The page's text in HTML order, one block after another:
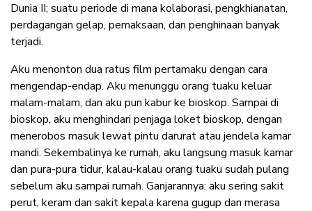
Dunia II; suatu periode di mana kolaborasi, pengkhianatan,
perdagangan gelap, pemaksaan, dan penghinaan banyak
terjadi.
Aku menonton dua ratus film pertamaku dengan cara
mengendap-endap. Aku menunggu orang tuaku keluar
malam-malam, dan aku pun kabur ke bioskop. Sampai di
bioskop, aku menghindari penjaga loket bioskop, dengan
menerobos masuk lewat pintu darurat atau jendela kamar
mandi. Sekembalinya ke rumah, aku langsung masuk kamar
dan pura-pura tidur, kalau-kalau orang tuaku sudah pulang
sebelum aku sampai rumah. Ganjarannya: aku sering sakit
perut, keram dan sakit kepala karena gugup dan merasa